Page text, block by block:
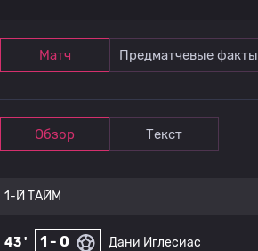
Матч Предматчевые факты
Обзор Текст
1-Й ТАЙМ
43 ' 1 - 0 Дани Иглесиас